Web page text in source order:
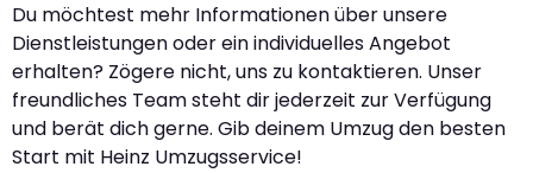
Du möchtest mehr Informationen über unsere
Dienstleistungen oder ein individuelles Angebot
erhalten? Zögere nicht, uns zu kontaktieren. Unser
freundliches Team steht dir jederzeit zur Verfügung
und berät dich gerne. Gib deinem Umzug den besten
Start mit Heinz Umzugsservice!